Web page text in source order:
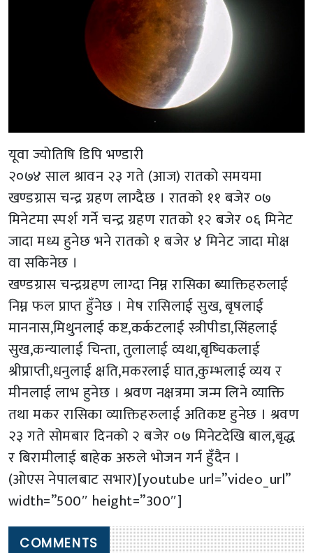
यूवा ज्योतिषि डिपि भण्डारी
२०७४ साल श्रावन २३ गते (आज) रातको समयमा
खण्डग्रास चन्द्र ग्रहण लाग्दैछ । रातको ११ बजेर ०७
मिनेटमा स्पर्श गर्ने चन्द्र ग्रहण रातको १२ बजेर ०६ मिनेट
जादा मध्य हुनेछ भने रातको १ बजेर ४ मिनेट जादा मोक्ष
वा सकिनेछ ।
खण्डग्रास चन्द्रग्रहण लाग्दा निम्न रासिका ब्याक्तिहरुलाई
निम्न फल प्राप्त हुँनेछ । मेष रासिलाई सुख, बृषलाई
माननास,मिथुनलाई कष्ट,कर्कटलाई स्त्रीपीडा,सिंहलाई
सुख,कन्यालाई चिन्ता, तुलालाई व्यथा,बृष्चिकलाई
श्रीप्राप्ती,धनुलाई क्षति,मकरलाई घात,कुम्भलाई व्यय र
मीनलाई लाभ हुनेछ । श्रवण नक्षत्रमा जन्म लिने व्याक्ति
तथा मकर रासिका व्याक्तिहरुलाई अतिकष्ट हुनेछ । श्रवण
२३ गते सोमबार दिनको २ बजेर ०७ मिनेटदेखि बाल,बृद्ध
र बिरामीलाई बाहेक अरुले भोजन गर्न हुँदैन ।
(ओएस नेपालबाट सभार)[youtube url=”video_url”
width=”500″ height=”300″]
COMMENTS